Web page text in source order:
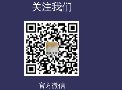
关注我们
官方微信